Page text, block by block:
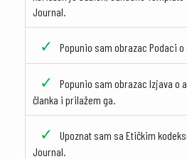
Journal.
Popunio sam obrazac Podaci
Popunio sam obrazac Izjava o
članka i prilažem ga.
Upoznat sam sa Etičkim
Journal.